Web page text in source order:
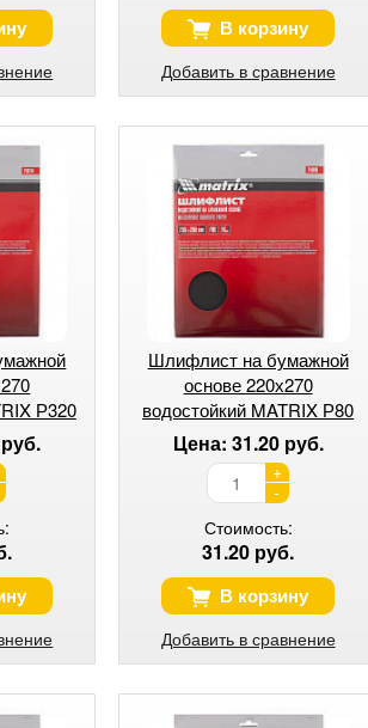
В корзину
Добавить в сравнение
Р320
Шлифлист на бумажной
основе 220х270
водостойкий MATRIX Р80
Цена: 31.20 руб.
+
-
Стоимость:
31.20 руб.
В корзину
Добавить в сравнение